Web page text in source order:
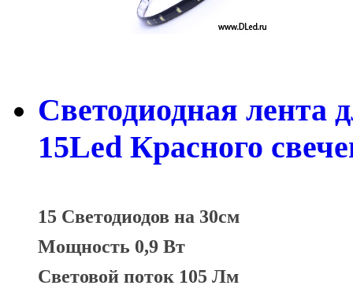
Светодиодная лента
15Led Красного
15 Светодиодов на 30см
Мощность 0,9 Вт
Световой поток 105 Лм